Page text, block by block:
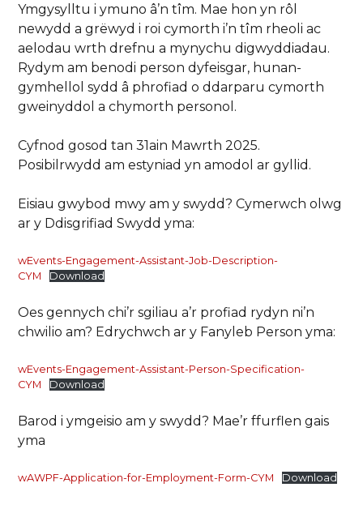
Ymgysylltu i ymuno â’n tîm. Mae hon yn rôl
newydd a grëwyd i roi cymorth i’n tîm rheoli ac
aelodau wrth drefnu a mynychu digwyddiadau.
Rydym am benodi person dyfeisgar, hunan-
gymhellol sydd â phrofiad o ddarparu cymorth
gweinyddol a chymorth personol.
Cyfnod gosod tan 31ain Mawrth 2025.
Posibilrwydd am estyniad yn amodol ar gyllid.
Eisiau gwybod mwy am y swydd? Cymerwch olwg
ar y Ddisgrifiad Swydd yma:
wEvents-Engagement-Assistant-Job-Description-
CYM
Download
Oes gennych chi’r sgiliau a’r profiad rydyn ni’n
chwilio am? Edrychwch ar y Fanyleb Person yma:
wEvents-Engagement-Assistant-Person-Specification-
CYM
Download
Barod i ymgeisio am y swydd? Mae’r ffurflen gais
yma
wAWPF-Application-for-Employment-Form-CYM Download